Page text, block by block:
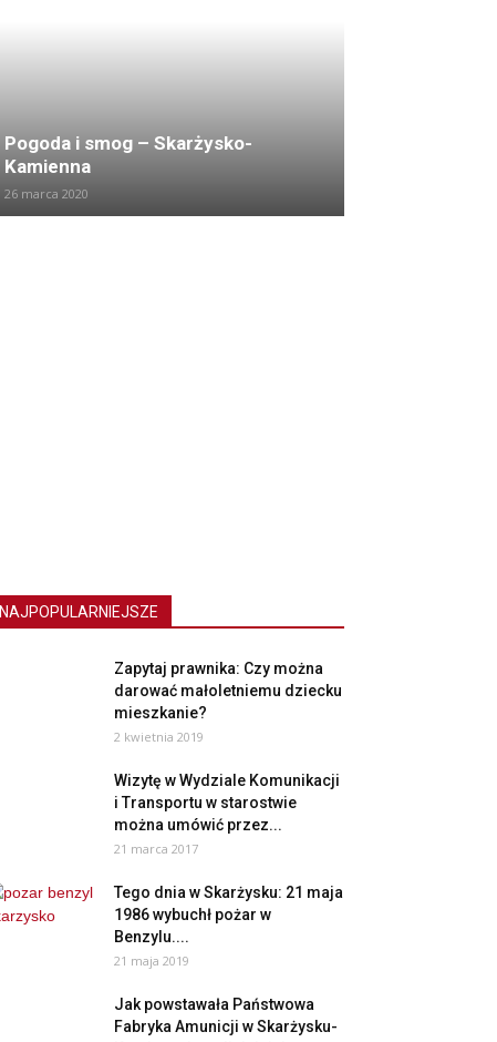
Pogoda i smog – Skarżysko-
Kamienna
26 marca 2020
NAJPOPULARNIEJSZE
Zapytaj prawnika: Czy można
darować małoletniemu dziecku
mieszkanie?
2 kwietnia 2019
Wizytę w Wydziale Komunikacji
i Transportu w starostwie
można umówić przez...
21 marca 2017
Tego dnia w Skarżysku: 21 maja
1986 wybuchł pożar w
Benzylu....
21 maja 2019
Jak powstawała Państwowa
Fabryka Amunicji w Skarżysku-